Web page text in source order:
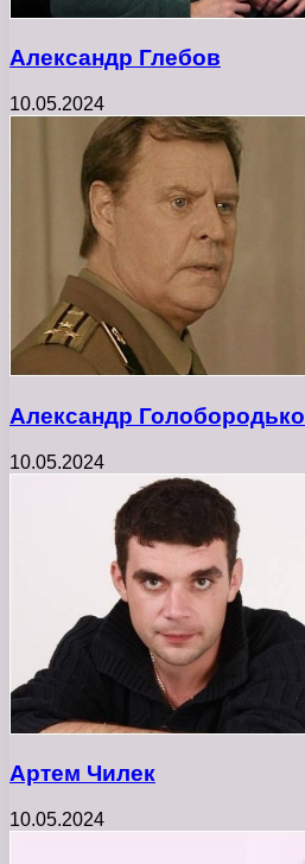
Александр Глебов
10.05.2024
Александр Голобородько
10.05.2024
Артем Чилек
10.05.2024